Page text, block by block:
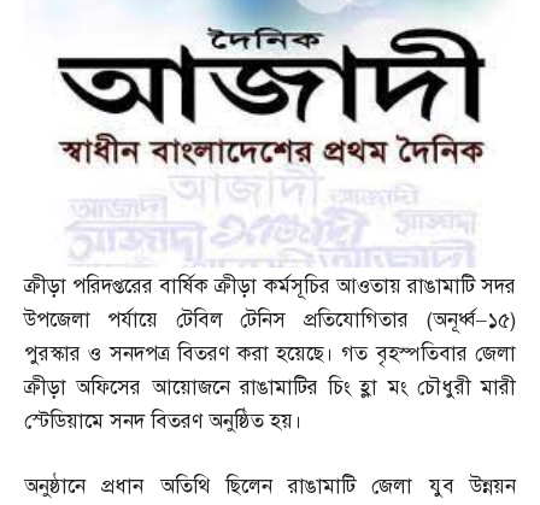
ক্রীড়া পরিদপ্তরের বার্ষিক ক্রীড়া কর্মসূচির আওতায় রাঙামাটি সদর
উপজেলা পর্যায়ে টেবিল টেনিস প্রতিযোগিতার (অনূর্ধ্ব–১৫)
পুরস্কার ও সনদপত্র বিতরণ করা হয়েছে। গত বৃহস্পতিবার জেলা
ক্রীড়া অফিসের আয়োজনে রাঙামাটির চিং হ্লা মং চৌধুরী মারী
স্টেডিয়ামে সনদ বিতরণ অনুষ্ঠিত হয়।
অনুষ্ঠানে প্রধান অতিথি ছিলেন রাঙামাটি জেলা যুব উন্নয়ন